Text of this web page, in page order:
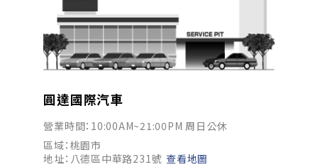
圓達國際汽車
營業時間：10:00AM~21:00PM 周日公休
區域：桃園市
地址：八德區中華路231號 查看地圖